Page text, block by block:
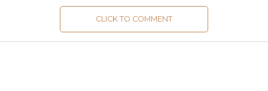
CLICK TO COMMENT